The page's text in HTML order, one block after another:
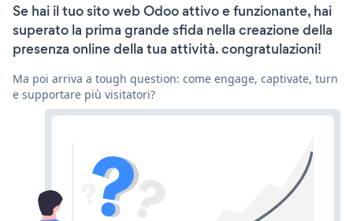
Se hai il tuo sito web Odoo attivo e funzionante, hai
superato la prima grande sfida nella creazione della
presenza online della tua attività. congratulazioni!
Ma poi arriva a tough question: come engage, captivate, turn
e supportare più visitatori?